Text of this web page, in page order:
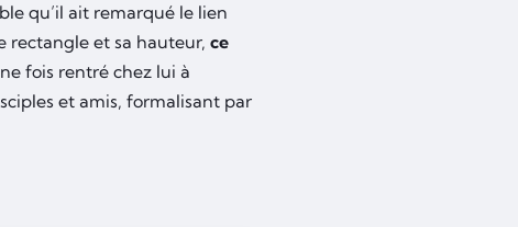
qu’il ait remarqué le lien
rectangle et sa hauteur, ce
fois rentré chez lui à
et amis, formalisant par